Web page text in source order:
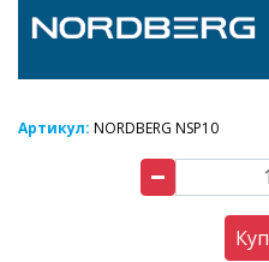
Артикул: NORDBERG NSP10